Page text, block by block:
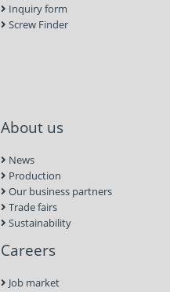
Inquiry form
Screw Finder
About us
News
Production
Our business partners
Trade fairs
Sustainability
Careers
Job market